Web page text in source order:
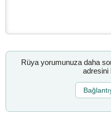
Rüya yorumunuza daha
adresini